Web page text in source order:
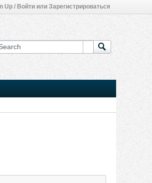
Up / Войти или Зарегистрироваться